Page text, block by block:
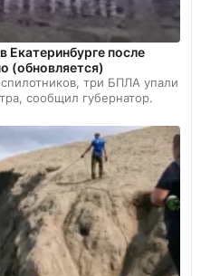
Екатеринбурге после
(обновляется)
три БПЛА упали
сообщил губернатор.